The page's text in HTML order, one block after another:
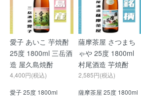
愛子 あいこ 芋焼酎
25度 1800ml 三岳酒
造 屋久島焼酎
4,400円(税込)
愛子 25度 1800ml
薩摩茶屋 さつまち
ゃや 25度 1800ml
村尾酒造 芋焼酎
2,585円(税込)
薩摩茶屋 25度 1800ml